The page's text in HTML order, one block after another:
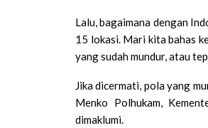
Lalu, bagaimana dengan
15 lokasi. Mari kita bahas
yang sudah mundur, atau
Jika dicermati, pola yang
Menko Polhukam,
dimaklumi.